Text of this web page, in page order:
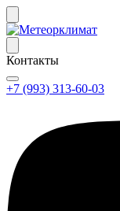
Контакты
+7 (993) 313-60-03